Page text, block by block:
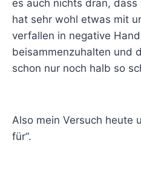
es auch nichts dran,
hat sehr wohl etwas mit
verfallen in negative
beisammenzuhalten und
schon nur noch halb so
Also mein Versuch heute
für“.